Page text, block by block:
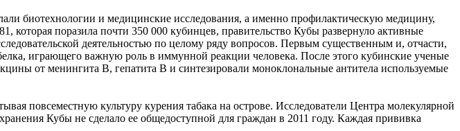
биотехнологии и медицинские исследования, а именно профилактическую медицину,
которая поразила почти 350 000 кубинцев, правительство Кубы развернуло активные
деятельностью по целому ряду вопросов. Первым существенным и, отчасти,
играющего важную роль в иммунной реакции человека. После этого кубинские ученые
от менингита B, гепатита B и синтезировали моноклональные антитела используемые
повсеместную культуру курения табака на острове. Исследователи Центра молекулярной
Кубы не сделало ее общедоступной для граждан в 2011 году. Каждая прививка